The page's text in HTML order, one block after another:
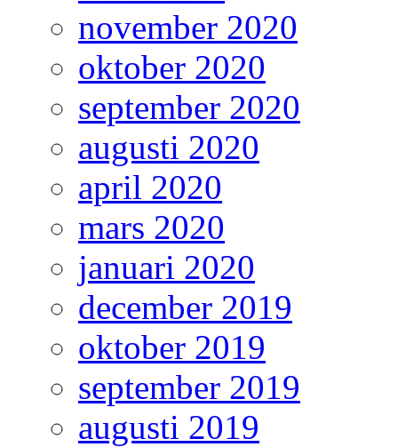
november 2020
oktober 2020
september 2020
augusti 2020
april 2020
mars 2020
januari 2020
december 2019
oktober 2019
september 2019
augusti 2019